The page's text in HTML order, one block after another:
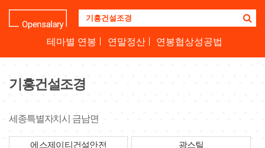
업
명
하
테마별 연봉 연말정산 연봉협상성공법
기흥건설조경
세종특별자치시 금남면
에스제이티건설안전 광스틸